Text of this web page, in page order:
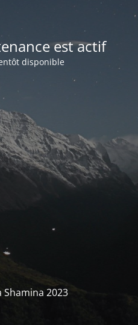
est actif
disponible
2023